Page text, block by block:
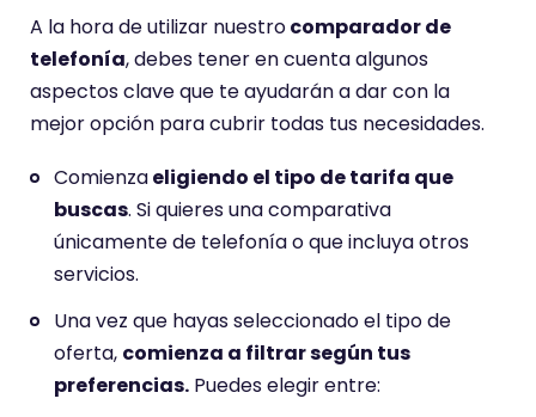
A la hora de utilizar nuestrocomparador de
telefonía, debes tener en cuenta algunos
aspectos clave que te ayudarán a dar con la
mejor opción para cubrir todas tus necesidades.
Comienzaeligiendo el tipo de tarifa que
buscas. Si quieres una comparativa
únicamente de telefonía o que incluya otros
servicios.
Una vez que hayas seleccionado el tipo de
oferta, comienza a filtrar según tus
preferencias. Puedes elegir entre: